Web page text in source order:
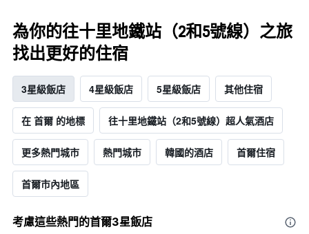
為你的往十里地鐵站（2和5號線）之旅
找出更好的住宿
3星級飯店 4星級飯店 5星級飯店 其他住宿
在 首爾 的地標 往十里地鐵站（2和5號線）超人氣酒店
更多熱門城市 熱門城市 韓國的酒店 首爾住宿
首爾市內地區
考慮這些熱門的首爾3星​飯店